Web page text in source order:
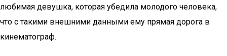
любимая девушка, которая убедила молодого человека,
что с такими внешними данными ему прямая дорога в
кинематограф.